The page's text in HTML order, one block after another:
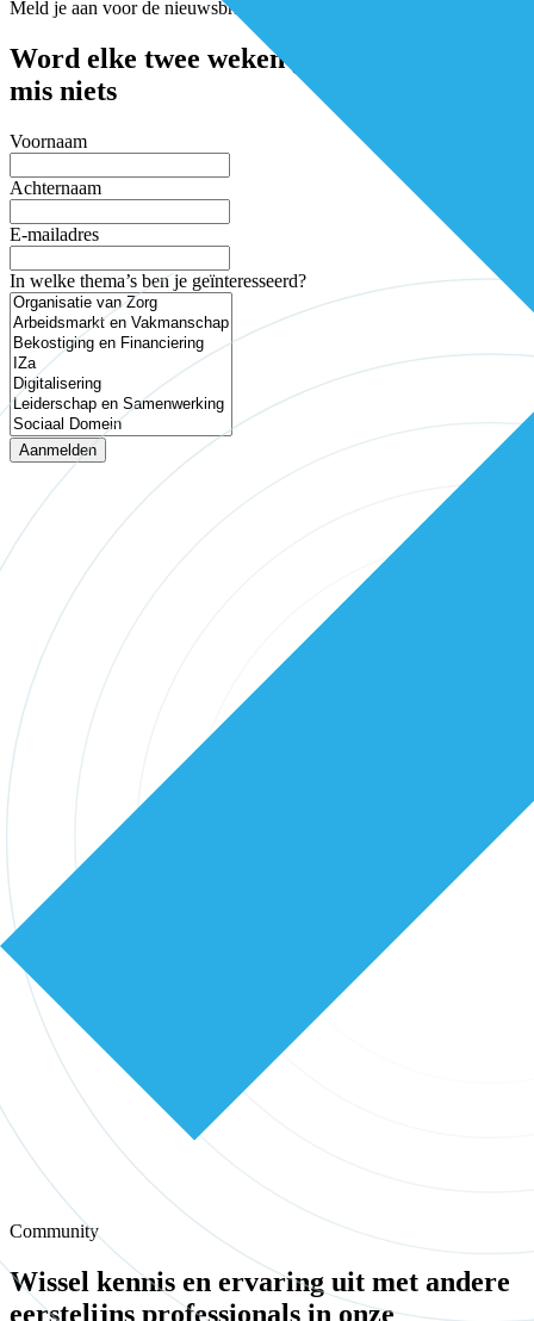
Meld je aan voor de nieuwsbrief
Word elke twee weken geïnspireerd en
mis niets
Voornaam
Achternaam
E-mailadres
In welke thema’s ben je geïnteresseerd?
Aanmelden
Community
Wissel kennis en ervaring uit met andere
eerstelijns professionals in onze